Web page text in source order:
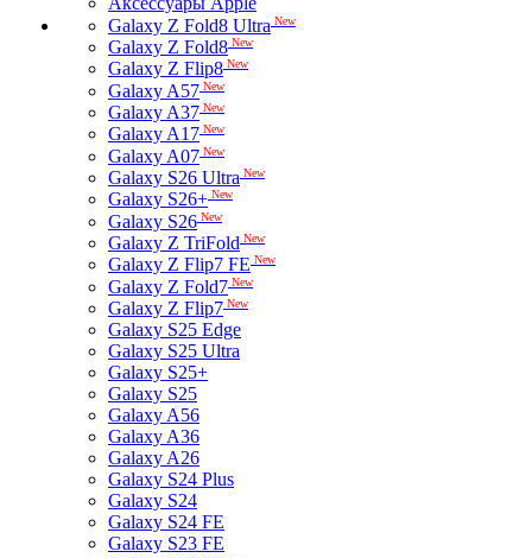
Galaxy Z Fold8 Ultra New
Galaxy Z Fold8 New
Galaxy Z Flip8 New
Galaxy A57 New
Galaxy A37 New
Galaxy A17 New
Galaxy A07 New
Galaxy S26 Ultra New
Galaxy S26+ New
Galaxy S26 New
Galaxy Z TriFold New
Galaxy Z Flip7 FE New
Galaxy Z Fold7 New
Galaxy Z Flip7 New
Galaxy S25 Edge
Galaxy S25 Ultra
Galaxy S25+
Galaxy S25
Galaxy A56
Galaxy A36
Galaxy A26
Galaxy S24 Plus
Galaxy S24
Galaxy S24 FE
Galaxy S23 FE